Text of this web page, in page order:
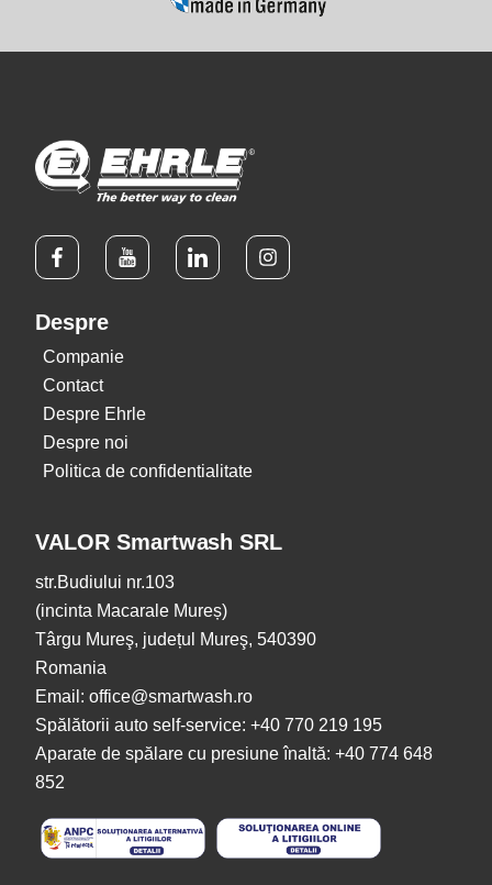
Despre
Companie
Contact
Despre Ehrle
Despre noi
Politica de confidentialitate
VALOR Smartwash SRL
str.Budiului nr.103
(incinta Macarale Mureș)
Târgu Mureş, județul Mureş, 540390
Romania
Email: office@smartwash.ro
Spălătorii auto self-service: +40 770 219 195
Aparate de spălare cu presiune înaltă: +40 774 648
852